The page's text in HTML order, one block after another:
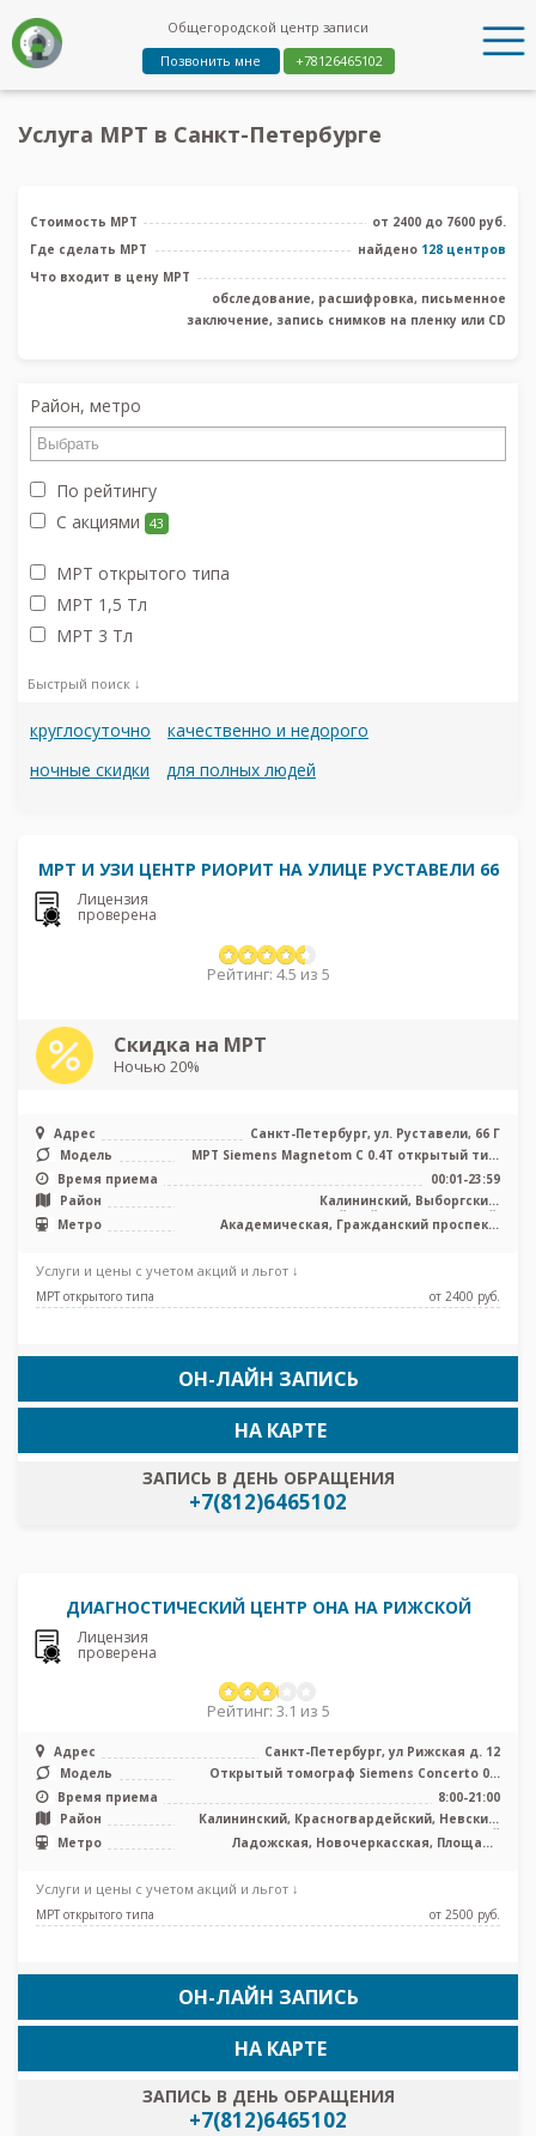
Общегородской центр записи
Позвонить мне
+78126465102
Услуга МРТ в Санкт-Петербурге
Стоимость МРТ
от 2400 до 7600 руб.
Где сделать МРТ
найдено 128 центров
Что входит в цену МРТ
обследование, расшифровка, письменное
заключение, запись снимков на пленку или CD
Район, метро
По рейтингу
С акциями 43
МРТ открытого типа
МРТ 1,5 Тл
МРТ 3 Тл
Быстрый поиск ↓
круглосуточно
качественно и недорого
ночные скидки
для полных людей
МРТ И УЗИ ЦЕНТР РИОРИТ НА УЛИЦЕ РУСТАВЕЛИ 66
Лицензия
проверена
Рейтинг: 4.5 из 5
Скидка на МРТ
Ночью 20%
Адрес
Санкт-Петербург, ул. Руставели, 66 Г
Модель
МРТ Siemens Magnetom C 0.4T открытый тип,
УЗИ
Время приема
00:01-23:59
Район
Калининский, Выборгский,
Красногвардейский, Кронштадтский,
Курортный, Приморский, Лен. область
Метро
Академическая, Гражданский проспект,
Услуги и цены с учетом акций и льгот ↓
МРТ открытого типа от 2400 pуб.
ОН-ЛАЙН ЗАПИСЬ
ЗАПИСЬ В ДЕНЬ ОБРАЩЕНИЯ
+7(812)6465102
НА КАРТЕ
ДИАГНОСТИЧЕСКИЙ ЦЕНТР ОНА НА РИЖСКОЙ
Лицензия
проверена
Рейтинг: 3.1 из 5
Адрес
Санкт-Петербург, ул Рижская д. 12
Модель
Открытый томограф Siemens Concerto 0.2
Тесла, УЗИ
Время приема
8:00-21:00
Район
Калининский, Красногвардейский, Невский,
Центральный
Метро
Ладожская, Новочеркасская, Площадь
Услуги и цены с учетом акций и льгот ↓
МРТ открытого типа от 2500 pуб.
ОН-ЛАЙН ЗАПИСЬ
ЗАПИСЬ В ДЕНЬ ОБРАЩЕНИЯ
+7(812)6465102
НА КАРТЕ